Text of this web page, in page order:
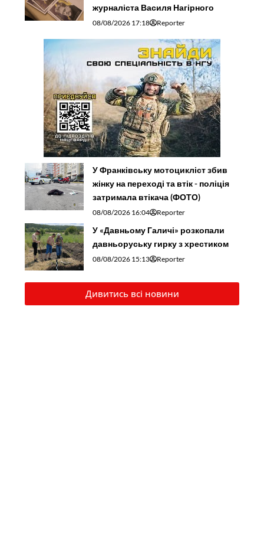
журналіста Василя Нагірного
08/08/2026 17:18 Reporter
У Франківську мотоцикліст збив
жінку на переході та втік - поліція
затримала втікача (ФОТО)
08/08/2026 16:04 Reporter
У «Давньому Галичі» розкопали
давньоруську гирку з хрестиком
08/08/2026 15:13 Reporter
Дивитись всі новини